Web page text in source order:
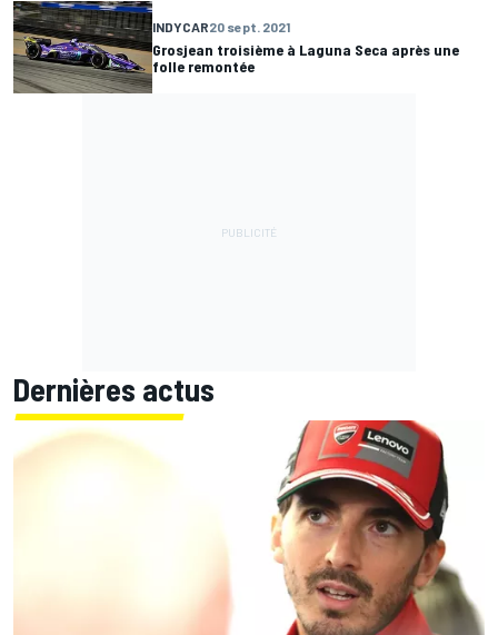
INDYCAR20 sept. 2021
Grosjean troisième à Laguna Seca après une
folle remontée
Dernières actus